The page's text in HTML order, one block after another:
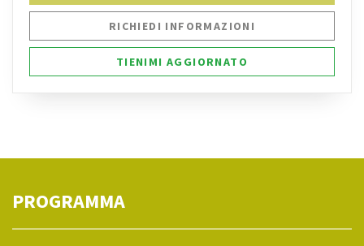
RICHIEDI INFORMAZIONI
TIENIMI AGGIORNATO
PROGRAMMA